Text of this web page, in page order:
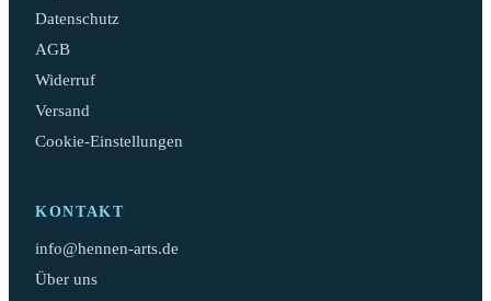
Datenschutz
AGB
Widerruf
Versand
Cookie-Einstellungen
KONTAKT
info@hennen-arts.de
Über uns